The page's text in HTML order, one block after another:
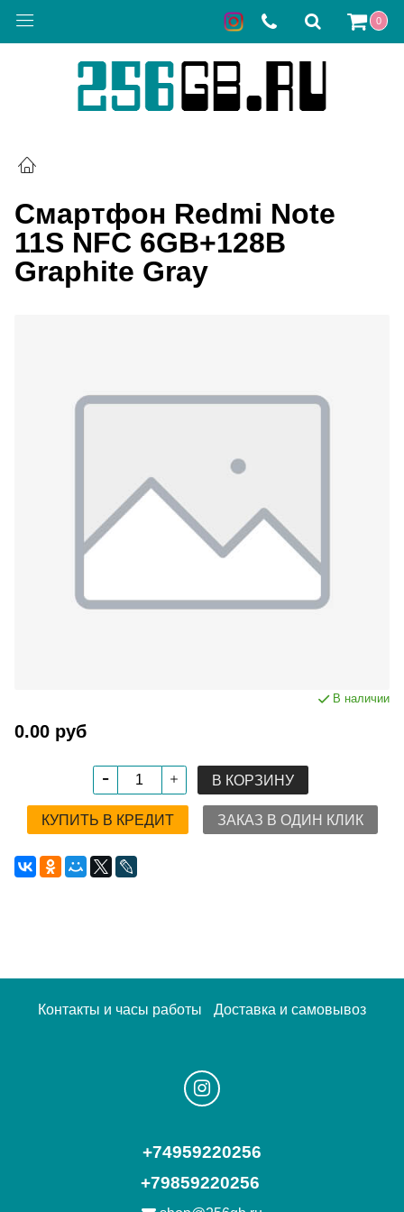
0
Смартфон Redmi Note
11S NFC 6GB+128B
Graphite Gray
В наличии
0.00 руб
В КОРЗИНУ
КУПИТЬ В КРЕДИТ ЗАКАЗ В ОДИН КЛИК
Контакты и часы работы Доставка и самовывоз
+74959220256
+79859220256